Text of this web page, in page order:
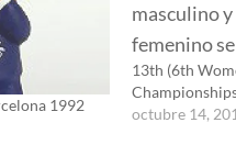
1992
13th (6th
octubre 14,